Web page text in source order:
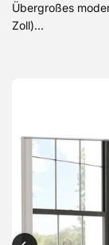
Übergroßes
Zoll)...